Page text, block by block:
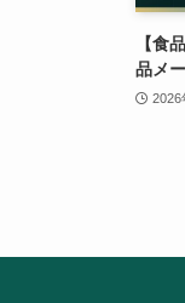
【食
品メ
2026